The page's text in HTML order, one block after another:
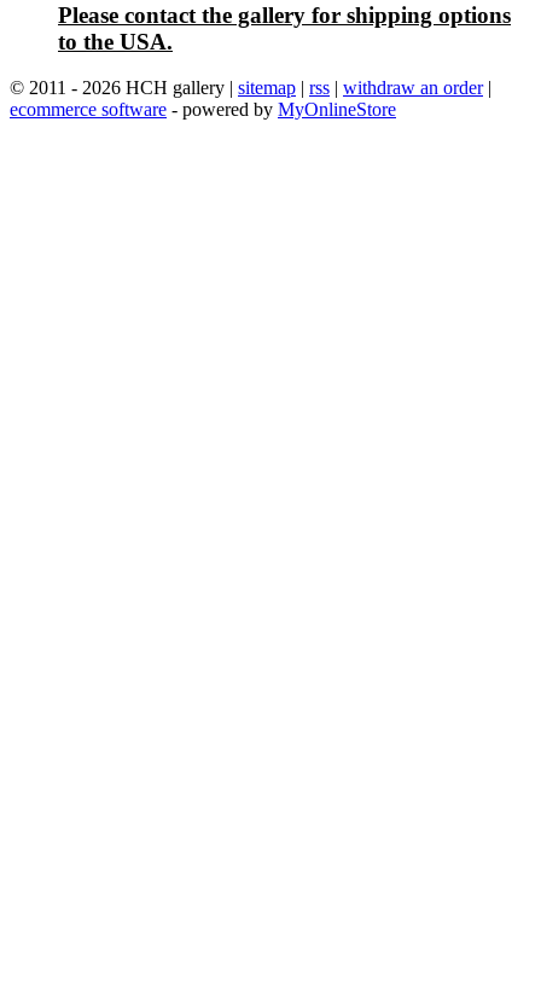
Please contact the gallery for shipping options
to the USA.
© 2011 - 2026 HCH gallery | sitemap | rss | withdraw an order|
ecommerce software - powered by MyOnlineStore